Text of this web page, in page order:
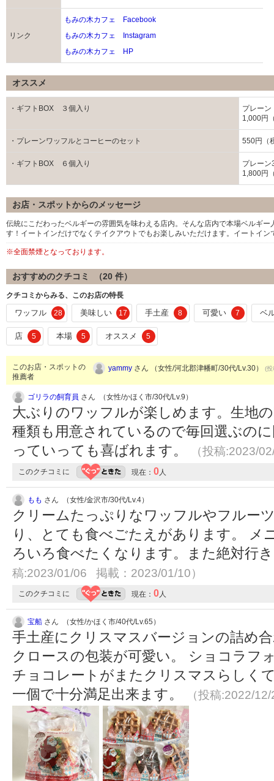
リンク
もみの木カフェ Facebook
もみの木カフェ Instagram
もみの木カフェ HP
オススメ
・ギフトBOX ３個入り
プレー
1,000円
・プレーンワッフルとコーヒーのセット 550円（
・ギフトBOX ６個入り
プレーン
1,800円
お店・スポットからのメッセージ
伝統にこだわったベルギーの雰囲気を味わえる店内。そんな店内で本場ベルギ
す！イートインだけでなくテイクアウトでもお楽しみいただけます。イートイ
※全面禁煙となっております。
おすすめのクチコミ （20 件）
クチコミからみる、このお店の特長
ワッフル 28 美味しい 17 手土産 8 可愛い 7 ベ
店 5 本場 5 オススメ 5
このお店・スポットの
推薦者
yammy さん （女性/河北郡津幡町/30代/Lv.30） (
ゴリラの飼育員 さん （女性/かほく市/30代/Lv.9）
大ぶりのワッフルが楽しめます。生地
種類も用意されているので毎回選ぶの
っていっても喜ばれます。
（投稿:2023/
このクチコミに 現在： 0人
もも さん （女性/金沢市/30代/Lv.4）
クリームたっぷりなワッフルやフルー
り、とても食べごたえがあります。 メ
ろいろ食べたくなります。また絶対行
稿:2023/01/06 掲載：2023/01/10）
このクチコミに 現在： 0人
宝船 さん （女性/かほく市/40代/Lv.65）
手土産にクリスマスバージョンの詰め
クロースの包装が可愛い。 ショコラフ
チョコレートがまたクリスマスらしく
一個で十分満足出来ます。
（投稿:2022/